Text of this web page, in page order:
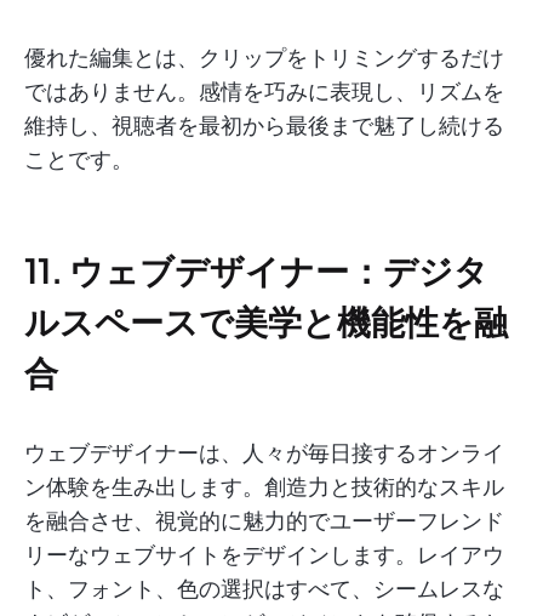
優れた編集とは、クリップをトリミングするだけ
ではありません。感情を巧みに表現し、リズムを
維持し、視聴者を最初から最後まで魅了し続ける
ことです。
11. ウェブデザイナー：デジタ
ルスペースで美学と機能性を融
合
ウェブデザイナーは、人々が毎日接するオンライ
ン体験を生み出します。創造力と技術的なスキル
を融合させ、視覚的に魅力的でユーザーフレンド
リーなウェブサイトをデザインします。レイアウ
ト、フォント、色の選択はすべて、シームレスな